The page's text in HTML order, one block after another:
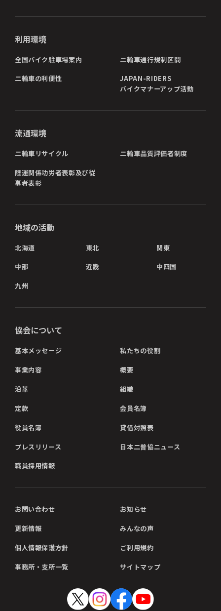
利用環境
全国バイク駐車場案内 二輪車通行規制区間
二輪車の利便性
JAPAN-RIDERS
バイクマナーアップ活動
流通環境
二輪車リサイクル 二輪車品質評価者制度
陸運関係功労者表彰及び従
事者表彰
地域の活動
北海道 東北 関東
中部 近畿 中四国
九州
協会について
基本メッセージ 私たちの役割
事業内容 概要
沿革 組織
定款 会員名簿
役員名簿 貸借対照表
プレスリリース 日本二普協ニュース
職員採用情報
お問い合わせ お知らせ
更新情報 みんなの声
個人情報保護方針 ご利用規約
事務所・支所一覧 サイトマップ